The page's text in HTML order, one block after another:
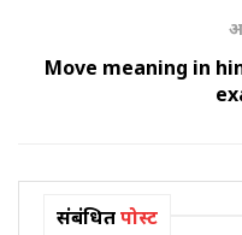
Move meaning in
संबंधितपोस्ट